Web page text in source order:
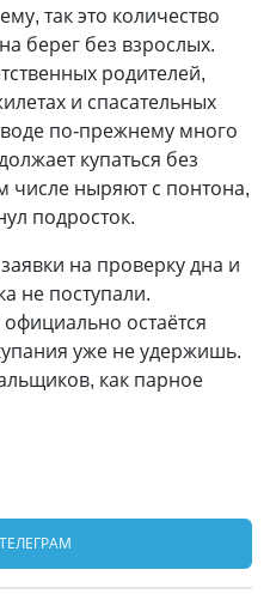
так это количество
берег без взрослых.
родителей,
и спасательных
по-прежнему много
купаться без
числе ныряют с понтона,
подросток.
на проверку дна и
не поступали.
остаётся
уже не удержишь.
как парное